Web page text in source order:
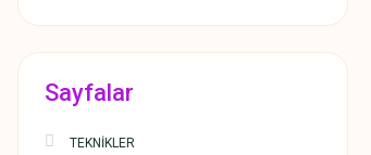
Sayfalar
TEKNİKLER